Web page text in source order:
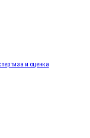
и оценка